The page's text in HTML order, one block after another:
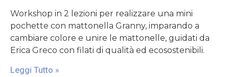
Workshop in 2 lezioni per realizzare una mini
pochette con mattonella Granny, imparando a
cambiare colore e unire le mattonelle, guidati da
Erica Greco con filati di qualità ed ecosostenibili.
Leggi Tutto »